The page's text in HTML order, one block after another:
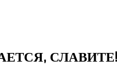
СЛАВИТЕ!